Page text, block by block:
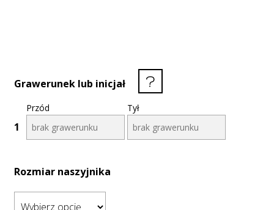
Grawerunek lub inicjał
1
Przód Tył
Rozmiar naszyjnika